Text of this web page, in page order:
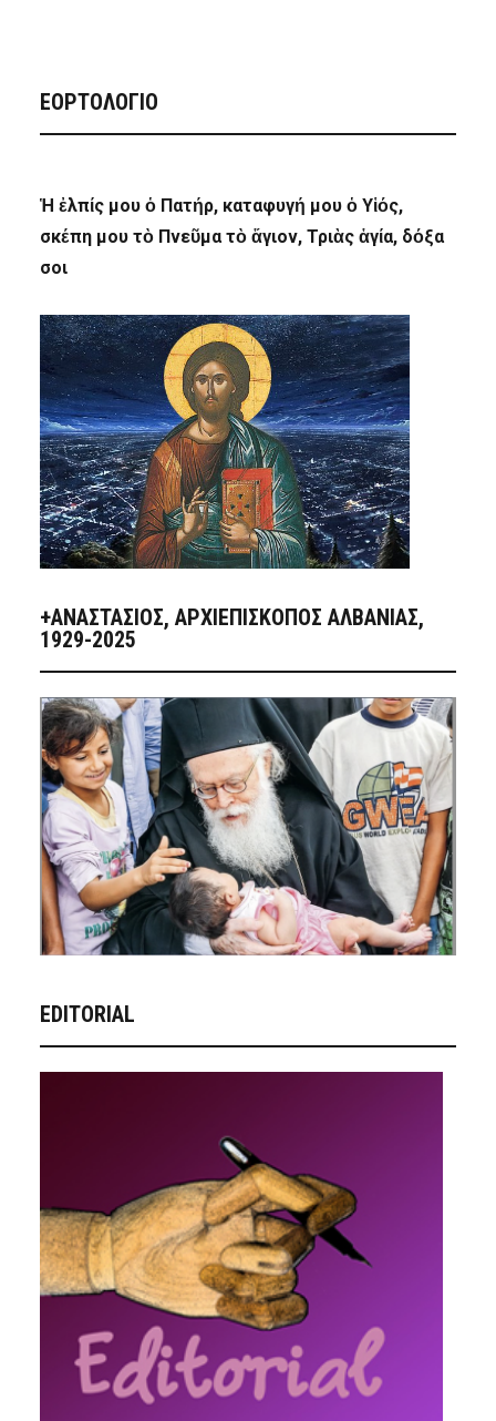
ΕΟΡΤΟΛΟΓΙΟ
Ἡ ἐλπίς μου ὁ Πατήρ, καταφυγή μου ὁ Υἱός,
σκέπη μου τὸ Πνεῦμα τὸ ἅγιον, Τριὰς ἁγία, δόξα
σοι
+ΑΝΑΣΤΆΣΙΟΣ, ΑΡΧΙΕΠΊΣΚΟΠΟΣ ΑΛΒΑΝΊΑΣ,
1929-2025
EDITORIAL